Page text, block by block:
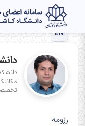
EN
رزومه